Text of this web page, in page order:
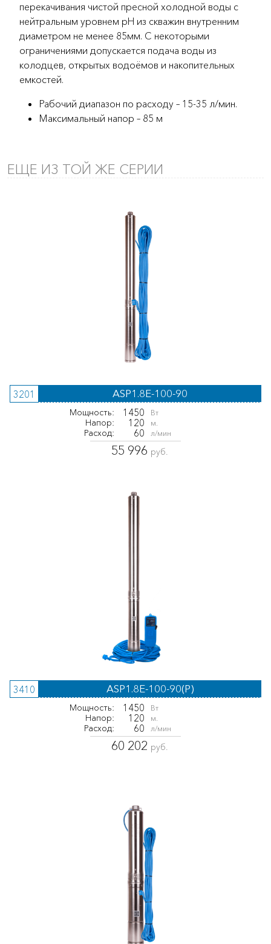
перекачивания чистой пресной холодной воды с
нейтральным уровнем pH из скважин внутренним
диаметром не менее 85мм. С некоторыми
ограничениями допускается подача воды из
колодцев, открытых водоёмов и накопительных
емкостей.
Рабочий диапазон по расходу – 15-35 л/мин.
Максимальный напор – 85 м
ЕЩЕ ИЗ ТОЙ ЖЕ СЕРИИ
3201 ASP1.8E-100-90
Мощность: 1450 Вт
Напор: 120 м.
Расход: 60 л/мин
55 996 руб.
3410 ASP1.8E-100-90(P)
Мощность: 1450 Вт
Напор: 120 м.
Расход: 60 л/мин
60 202 руб.